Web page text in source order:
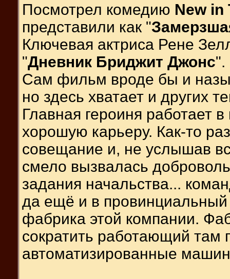
Посмотрел комедию New in
представили как "
Ключевая актриса Рене
"Дневник Бриджит Джонс".
Сам фильм вроде бы и
но здесь хватает и других
Главная героиня работает
хорошую карьеру. Как-то
совещание и, не услышав
смело вызвалась
задания начальства...
да ещё и в провинциальный
фабрика этой компании.
сократить работающий там
автоматизированные